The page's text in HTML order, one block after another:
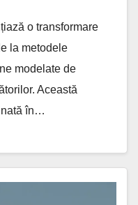
o transformare
la metodele
modelate de
Această
în…